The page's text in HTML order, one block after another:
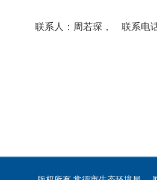
联系人：周若琛， 联系电